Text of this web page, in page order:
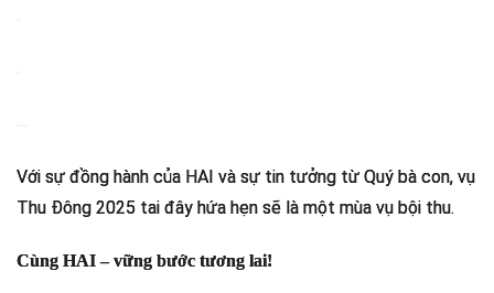
Với sự đồng hành của HAI và sự tin tưởng từ Quý bà con, vụ
Thu Đông 2025 tai đây hứa hẹn sẽ là một mùa vụ bội thu.
Cùng HAI – vững bước tương lai!